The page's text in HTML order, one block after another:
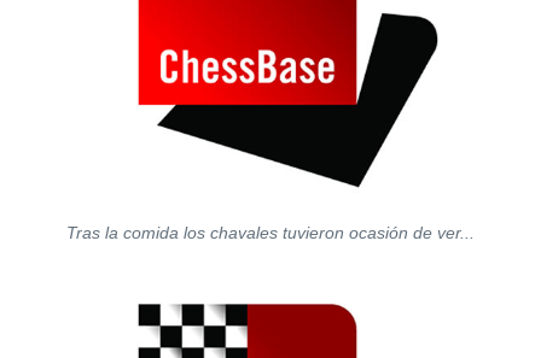
Tras la comida los chavales tuvieron ocasión de ver...